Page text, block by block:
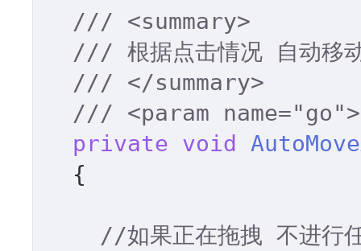
///
<summary>
/// 根据点击情况 自动移
///
</summary>
///
<param name="go">
private void
//如果正在拖拽 不